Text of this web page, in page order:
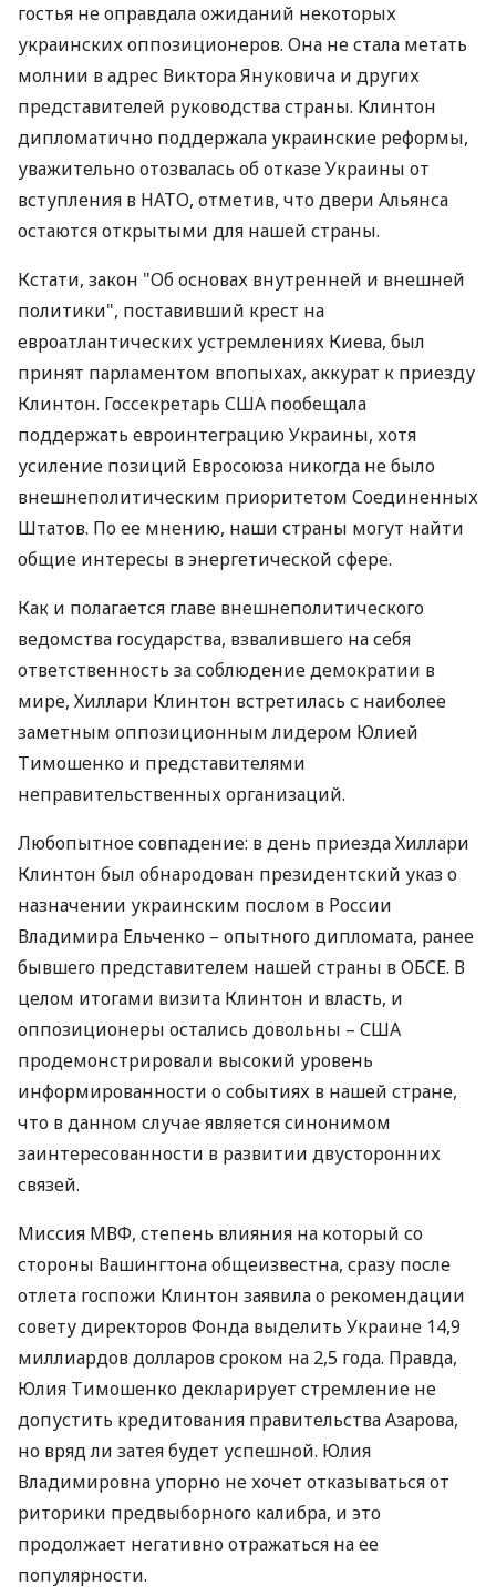
гостья не оправдала ожиданий некоторых
украинских оппозиционеров. Она не стала метать
молнии в адрес Виктора Януковича и других
представителей руководства страны. Клинтон
дипломатично поддержала украинские реформы,
уважительно отозвалась об отказе Украины от
вступления в НАТО, отметив, что двери Альянса
остаются открытыми для нашей страны.
Кстати, закон "Об основах внутренней и внешней
политики", поставивший крест на
евроатлантических устремлениях Киева, был
принят парламентом впопыхах, аккурат к приезду
Клинтон. Госсекретарь США пообещала
поддержать евроинтеграцию Украины, хотя
усиление позиций Евросоюза никогда не было
внешнеполитическим приоритетом Соединенных
Штатов. По ее мнению, наши страны могут найти
общие интересы в энергетической сфере.
Как и полагается главе внешнеполитического
ведомства государства, взвалившего на себя
ответственность за соблюдение демократии в
мире, Хиллари Клинтон встретилась с наиболее
заметным оппозиционным лидером Юлией
Тимошенко и представителями
неправительственных организаций.
Любопытное совпадение: в день приезда Хиллари
Клинтон был обнародован президентский указ о
назначении украинским послом в России
Владимира Ельченко – опытного дипломата, ранее
бывшего представителем нашей страны в ОБСЕ. В
целом итогами визита Клинтон и власть, и
оппозиционеры остались довольны – США
продемонстрировали высокий уровень
информированности о событиях в нашей стране,
что в данном случае является синонимом
заинтересованности в развитии двусторонних
связей.
Миссия МВФ, степень влияния на который со
стороны Вашингтона общеизвестна, сразу после
отлета госпожи Клинтон заявила о рекомендации
совету директоров Фонда выделить Украине 14,9
миллиардов долларов сроком на 2,5 года. Правда,
Юлия Тимошенко декларирует стремление не
допустить кредитования правительства Азарова,
но вряд ли затея будет успешной. Юлия
Владимировна упорно не хочет отказываться от
риторики предвыборного калибра, и это
продолжает негативно отражаться на ее
популярности.